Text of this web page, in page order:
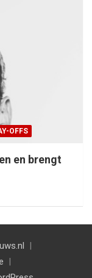
OFFS
en brengt